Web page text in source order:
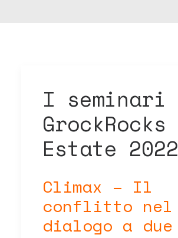
I seminari
GrockRocks
Estate 2022
Climax – Il
conflitto nel
dialogo a due